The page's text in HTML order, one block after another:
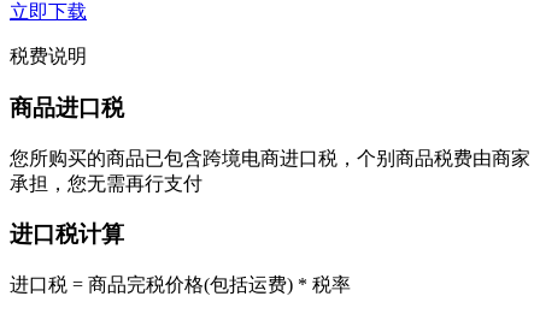
立即下载
税费说明
商品进口税
您所购买的商品已包含跨境电商进口税，个别商品税费由商家
承担，您无需再行支付
进口税计算
进口税 = 商品完税价格(包括运费) * 税率